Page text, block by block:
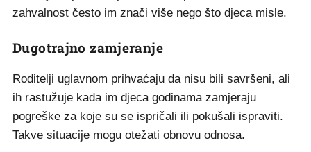
zahvalnost često im znači više nego što djeca misle.
Dugotrajno zamjeranje
Roditelji uglavnom prihvaćaju da nisu bili savršeni, ali
ih rastužuje kada im djeca godinama zamjeraju
pogreške za koje su se ispričali ili pokušali ispraviti.
Takve situacije mogu otežati obnovu odnosa.